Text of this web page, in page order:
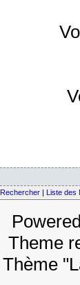
Rechercher | Liste des
Theme
Thème